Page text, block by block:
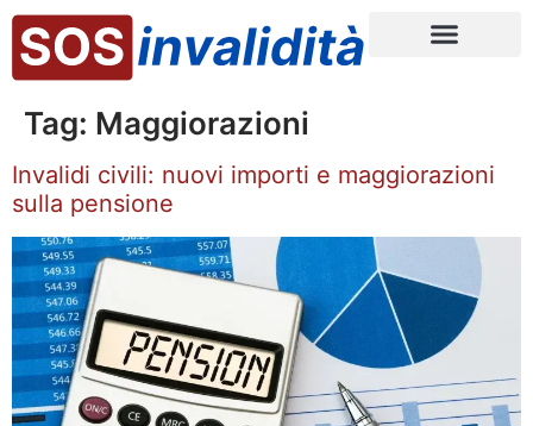
Tag: Maggiorazioni
Invalidi civili: nuovi importi e maggiorazioni
sulla pensione